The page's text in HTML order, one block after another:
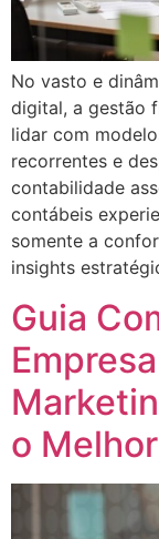
No vasto e
digital, a gestão
lidar com
recorrentes e
contabilidade
contábeis
somente a
insights
Guia
o